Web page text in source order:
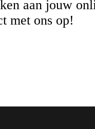
aan jouw
met ons op!